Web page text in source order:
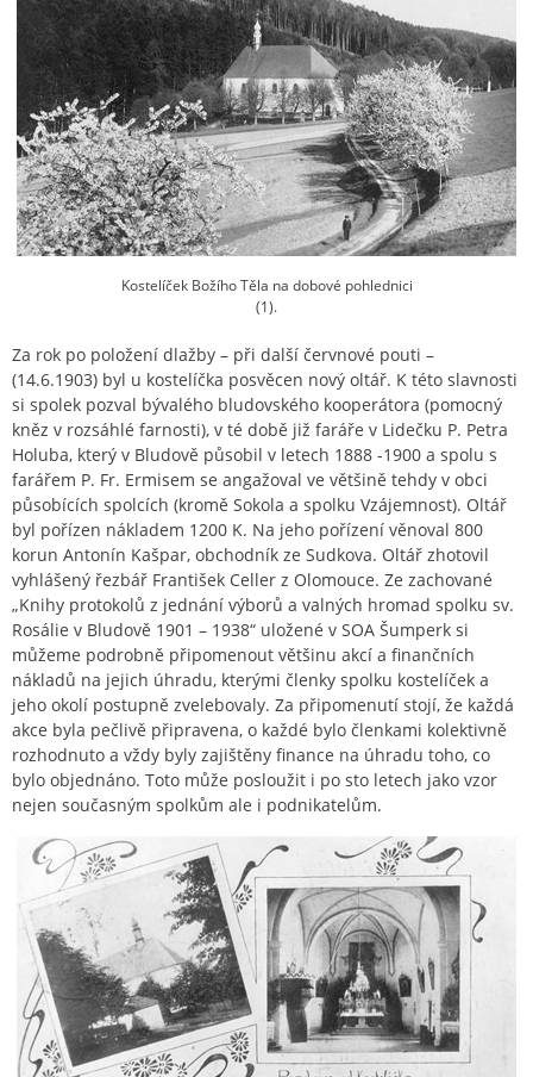
Kostelíček Božího Těla na dobové pohlednici
(1).
Za rok po položení dlažby – při další červnové pouti –
(14.6.1903) byl u kostelíčka posvěcen nový oltář. K této slavnosti
si spolek pozval bývalého bludovského kooperátora (pomocný
kněz v rozsáhlé farnosti), v té době již faráře v Lidečku P. Petra
Holuba, který v Bludově působil v letech 1888 -1900 a spolu s
farářem P. Fr. Ermisem se angažoval ve většině tehdy v obci
působících spolcích (kromě Sokola a spolku Vzájemnost). Oltář
byl pořízen nákladem 1200 K. Na jeho pořízení věnoval 800
korun Antonín Kašpar, obchodník ze Sudkova. Oltář zhotovil
vyhlášený řezbář František Celler z Olomouce. Ze zachované
„Knihy protokolů z jednání výborů a valných hromad spolku sv.
Rosálie v Bludově 1901 – 1938“ uložené v SOA Šumperk si
můžeme podrobně připomenout většinu akcí a finančních
nákladů na jejich úhradu, kterými členky spolku kostelíček a
jeho okolí postupně zvelebovaly. Za připomenutí stojí, že každá
akce byla pečlivě připravena, o každé bylo členkami kolektivně
rozhodnuto a vždy byly zajištěny finance na úhradu toho, co
bylo objednáno. Toto může posloužit i po sto letech jako vzor
nejen současným spolkům ale i podnikatelům.